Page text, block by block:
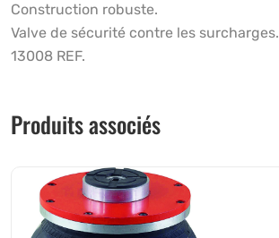
Construction robuste.
Valve de sécurité contre les surcharges.
13008 REF.
Produits associés